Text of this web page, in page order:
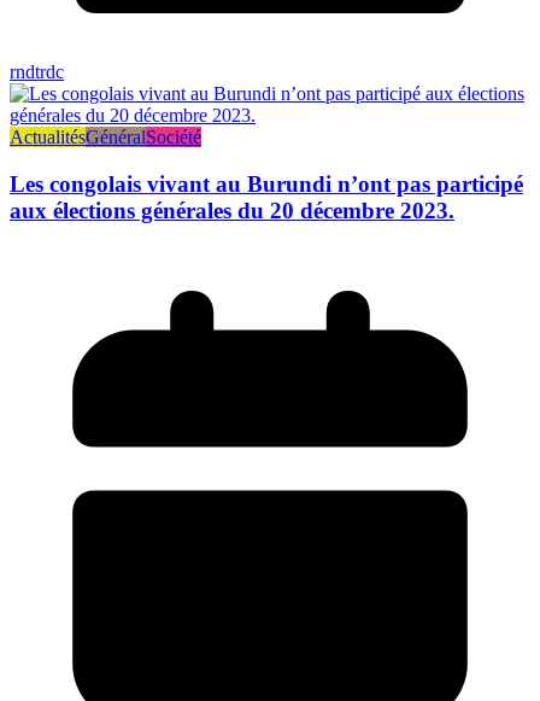
rndtrdc
ActualitésGénéralSociété
Les congolais vivant au Burundi n’ont pas participé
aux élections générales du 20 décembre 2023.